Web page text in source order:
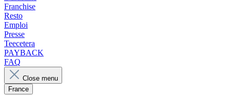
Franchise
Resto
Emploi
Presse
Teecetera
PAYBACK
FAQ
Close menu
France